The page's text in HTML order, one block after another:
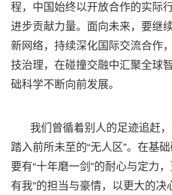
程，中国始终以开放合作的实际
进步贡献力量。面向未来，要继
新网络，持续深化国际交流合作
技治理，在碰撞交融中汇聚全球
础科学不断向前发展。
我们曾循着别人的足迹追赶
踏入前所未至的“无人区”。在基础
要有“十年磨一剑”的耐心与定力
有我”的担当与豪情，以更大的决